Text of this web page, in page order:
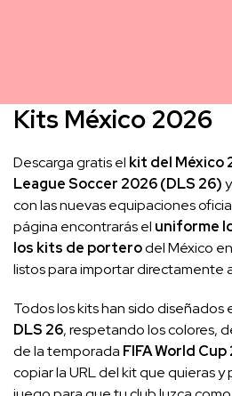
Kits México 2026
Descarga gratis el kit del México
League Soccer 2026 (DLS 26)
con las nuevas equipaciones
página encontrarás el uniforme
los kits de porterodel México
listos para importar directamente
Todos los kits han sido
DLS 26, respetando los colores,
de la temporada FIFA World
copiar la URL del kit que quieras